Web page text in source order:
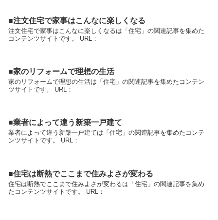
■注文住宅で家事はこんなに楽しくなる
注文住宅で家事はこんなに楽しくなるは「住宅」の関連記事を集めた
コンテンツサイトです。 URL：
■家のリフォームで理想の生活
家のリフォームで理想の生活は「住宅」の関連記事を集めたコンテン
ツサイトです。 URL：
■業者によって違う新築一戸建て
業者によって違う新築一戸建ては「住宅」の関連記事を集めたコンテ
ンツサイトです。 URL：
■住宅は断熱でここまで住みよさが変わる
住宅は断熱でここまで住みよさが変わるは「住宅」の関連記事を集め
たコンテンツサイトです。 URL：